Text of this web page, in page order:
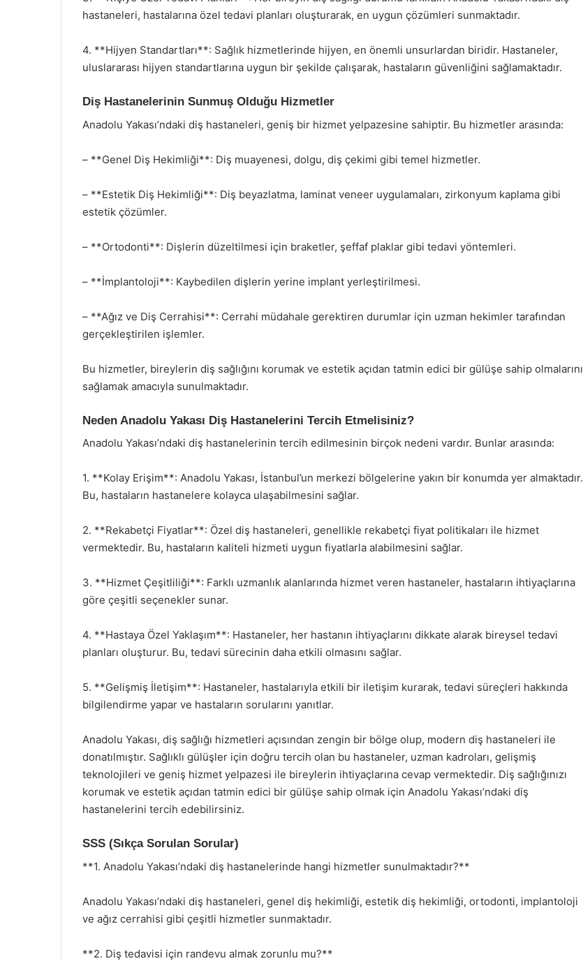
hastaneleri, hastalarına özel tedavi planları oluşturarak, en uygun çözümleri sunmaktadır.
4. **Hijyen Standartları**: Sağlık hizmetlerinde hijyen, en önemli unsurlardan biridir. Hastaneler,
uluslararası hijyen standartlarına uygun bir şekilde çalışarak, hastaların güvenliğini sağlamaktadır.
Diş Hastanelerinin Sunmuş Olduğu Hizmetler
Anadolu Yakası’ndaki diş hastaneleri, geniş bir hizmet yelpazesine sahiptir. Bu hizmetler arasında:
– **Genel Diş Hekimliği**: Diş muayenesi, dolgu, diş çekimi gibi temel hizmetler.
– **Estetik Diş Hekimliği**: Diş beyazlatma, laminat veneer uygulamaları, zirkonyum kaplama gibi
estetik çözümler.
– **Ortodonti**: Dişlerin düzeltilmesi için braketler, şeffaf plaklar gibi tedavi yöntemleri.
– **İmplantoloji**: Kaybedilen dişlerin yerine implant yerleştirilmesi.
– **Ağız ve Diş Cerrahisi**: Cerrahi müdahale gerektiren durumlar için uzman hekimler tarafından
gerçekleştirilen işlemler.
Bu hizmetler, bireylerin diş sağlığını korumak ve estetik açıdan tatmin edici bir gülüşe sahip olmalarını
sağlamak amacıyla sunulmaktadır.
Neden Anadolu Yakası Diş Hastanelerini Tercih Etmelisiniz?
Anadolu Yakası’ndaki diş hastanelerinin tercih edilmesinin birçok nedeni vardır. Bunlar arasında:
1. **Kolay Erişim**: Anadolu Yakası, İstanbul’un merkezi bölgelerine yakın bir konumda yer almaktadır.
Bu, hastaların hastanelere kolayca ulaşabilmesini sağlar.
2. **Rekabetçi Fiyatlar**: Özel diş hastaneleri, genellikle rekabetçi fiyat politikaları ile hizmet
vermektedir. Bu, hastaların kaliteli hizmeti uygun fiyatlarla alabilmesini sağlar.
3. **Hizmet Çeşitliliği**: Farklı uzmanlık alanlarında hizmet veren hastaneler, hastaların ihtiyaçlarına
göre çeşitli seçenekler sunar.
4. **Hastaya Özel Yaklaşım**: Hastaneler, her hastanın ihtiyaçlarını dikkate alarak bireysel tedavi
planları oluşturur. Bu, tedavi sürecinin daha etkili olmasını sağlar.
5. **Gelişmiş İletişim**: Hastaneler, hastalarıyla etkili bir iletişim kurarak, tedavi süreçleri hakkında
bilgilendirme yapar ve hastaların sorularını yanıtlar.
Anadolu Yakası, diş sağlığı hizmetleri açısından zengin bir bölge olup, modern diş hastaneleri ile
donatılmıştır. Sağlıklı gülüşler için doğru tercih olan bu hastaneler, uzman kadroları, gelişmiş
teknolojileri ve geniş hizmet yelpazesi ile bireylerin ihtiyaçlarına cevap vermektedir. Diş sağlığınızı
korumak ve estetik açıdan tatmin edici bir gülüşe sahip olmak için Anadolu Yakası’ndaki diş
hastanelerini tercih edebilirsiniz.
SSS (Sıkça Sorulan Sorular)
**1. Anadolu Yakası’ndaki diş hastanelerinde hangi hizmetler sunulmaktadır?**
Anadolu Yakası’ndaki diş hastaneleri, genel diş hekimliği, estetik diş hekimliği, ortodonti, implantoloji
ve ağız cerrahisi gibi çeşitli hizmetler sunmaktadır.
**2. Diş tedavisi için randevu almak zorunlu mu?**